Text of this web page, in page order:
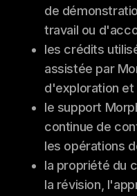
de
travail ou
les crédits
assistée par
d'exploration
le support
continue de
les opérations
la propriété du
la révision,